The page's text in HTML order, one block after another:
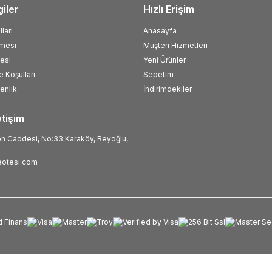
Caddesi, No:33 Karaköy, Beyoğlu,
Koşulları
Hızlı Erişim
Anasayfa
Müşteri Hizmetleri
Yeni Ürünler
Sepetim
İndirimdekiler